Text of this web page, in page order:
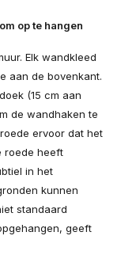
op te hangen
Elk wandkleed
aan de bovenkant.
(15 cm aan
de wandhaken te
ervoor dat het
roede heeft
in het
kunnen
standaard
geeft